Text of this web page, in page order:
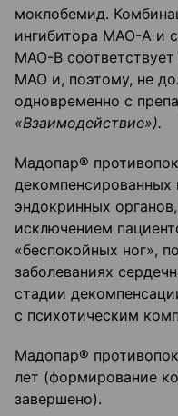
моклобемид.
ингибитора МАО-А и
МАО-В соответствует
МАО и, поэтому, не
одновременно с
«Взаимодействие»).
Мадопар®
эндокринных
исключением
«беспокойных ног»,
заболеваниях
стадии
с психотическим
Мадопар®
лет (формирование
завершено).